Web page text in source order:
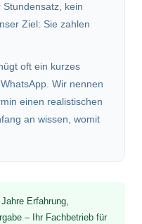
kein
Ziel: Sie zahlen
oft ein kurzes
Wir nennen
einen realistischen
an wissen, womit
Erfahrung,
– Ihr Fachbetrieb für